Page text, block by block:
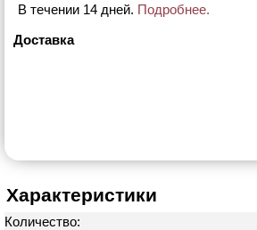
В течении 14 дней. Подробнее.
Доставка
Характеристики
Количество: